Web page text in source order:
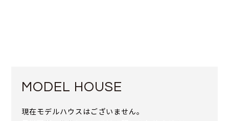
MODEL HOUSE
現在モデルハウスはございません。